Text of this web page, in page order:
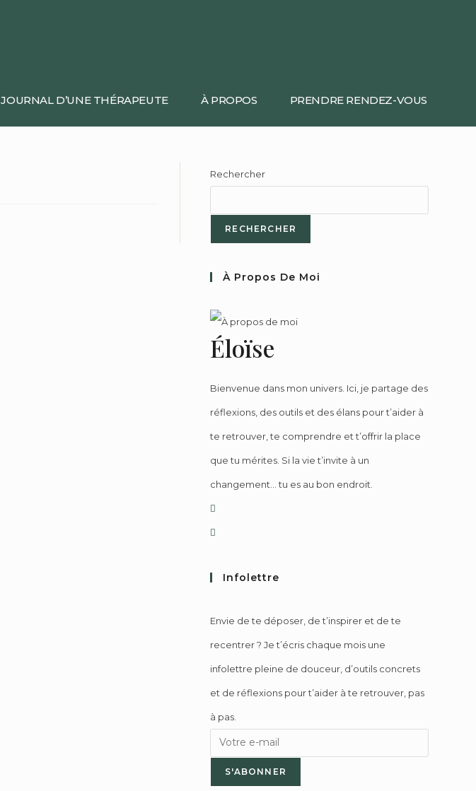
JOURNAL D’UNE THÉRAPEUTE À PROPOS PRENDRE RENDEZ-VOUS
Rechercher
RECHERCHER
À Propos De Moi
Éloïse
Bienvenue dans mon univers. Ici, je partage des
réflexions, des outils et des élans pour t’aider à
te retrouver, te comprendre et t’offrir la place
que tu mérites. Si la vie t’invite à un
changement… tu es au bon endroit.
Infolettre
Envie de te déposer, de t’inspirer et de te
recentrer ? Je t’écris chaque mois une
infolettre pleine de douceur, d’outils concrets
et de réflexions pour t’aider à te retrouver, pas
à pas.
S'ABONNER